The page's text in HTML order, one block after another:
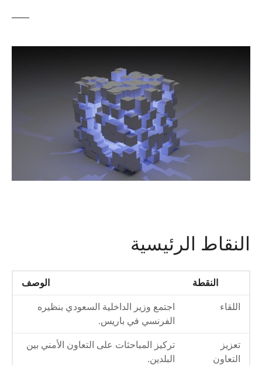
النقاط الرئيسية
النقطة الوصف
اللقاء
اجتمع وزير الداخلية السعودي بنظيره
الفرنسي في باريس.
تعزيز
التعاون
تركيز المباحثات على التعاون الأمني بين
البلدين.